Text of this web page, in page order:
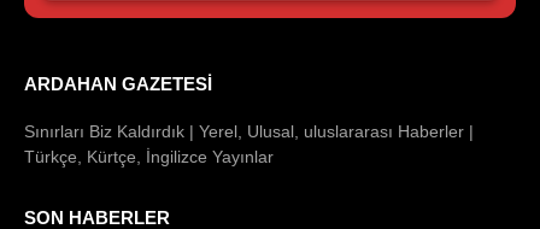
ARDAHAN GAZETESI
Sınırları Biz Kaldırdık | Yerel, Ulusal, uluslararası Haberler |
Türkçe, Kürtçe, İngilizce Yayınlar
SON HABERLER